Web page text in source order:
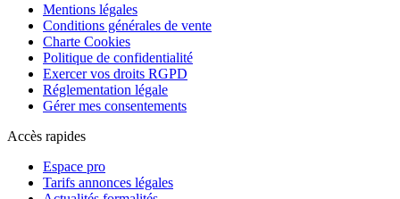
Mentions légales
Conditions générales de vente
Charte Cookies
Politique de confidentialité
Exercer vos droits RGPD
Réglementation légale
Gérer mes consentements
Accès rapides
Espace pro
Tarifs annonces légales